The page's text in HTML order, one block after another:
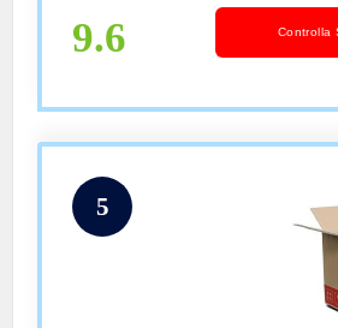
9.6 Controlla
5